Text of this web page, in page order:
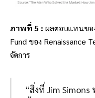
ภาพที่ 5 : ผลตอบแทนขอ
Fund ของ Renaissance
จัดการ
“สิ่งที่ Jim Simons